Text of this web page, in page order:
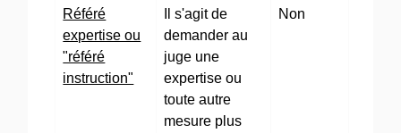
Référé
expertise ou
"référé
instruction"
Il s'agit de
demander au
juge une
expertise ou
toute autre
mesure plus
Non